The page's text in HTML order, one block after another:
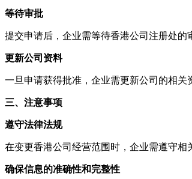
等待审批
提交申请后，企业需等待香港公司注册处的
更新公司资料
一旦申请获得批准，企业需更新公司的相关
三、注意事项
遵守法律法规
在变更香港公司经营范围时，企业需遵守相
确保信息的准确性和完整性